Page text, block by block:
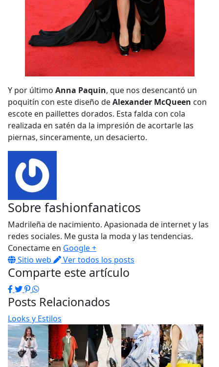
Y por último Anna Paquin, que nos desencantó un
poquitín con este diseño deAlexander McQueen con
escote en paillettes dorados. Esta falda con cola
realizada en satén da la impresión de acortarle las
piernas, sinceramente, un desacierto.
Sobre fashionfanaticos
Madrileña de nacimiento. Apasionada de internet y las
redes sociales. Me gusta la moda y las tendencias.
Conectame en Google +
Sitio web
Ver todos los posts
Comparte este artículo
Facebook
Twitter
Pinterest
WhatsApp
Posts Relacionados
Looks y Estilos